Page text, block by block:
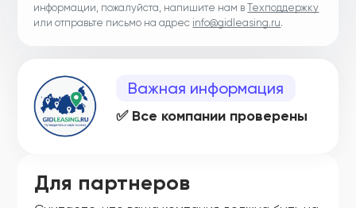
информации, пожалуйста, напишите нам вТехподдержку
или отправьте письмо на адрес info@gidleasing.ru.
Важная информация
✅ Все компании проверены
Для партнеров